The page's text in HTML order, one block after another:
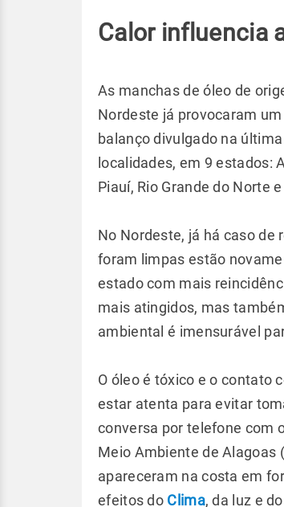
Calor influencia
As manchas de óleo de
Nordeste já provocaram
balanço divulgado na
localidades, em 9 estados:
Piauí, Rio Grande do Norte
No Nordeste, já há caso de
foram limpas estão
estado com mais
mais atingidos, mas
ambiental é imensurável
O óleo é tóxico e o contato
estar atenta para evitar
conversa por telefone com
Meio Ambiente de Alagoas
apareceram na costa em
efeitos do Clima, da luz e